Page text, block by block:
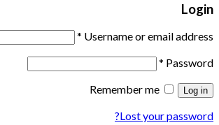
Login
Username or email address
*
Password
*
Log in
Remember me
Lost your password?